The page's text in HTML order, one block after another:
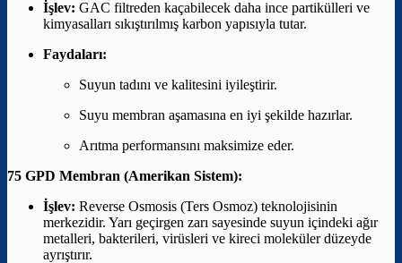
İşlev: GAC filtreden kaçabilecek daha ince partikülleri ve
kimyasalları sıkıştırılmış karbon yapısıyla tutar.
Faydaları:
Suyun tadını ve kalitesini iyileştirir.
Suyu membran aşamasına en iyi şekilde hazırlar.
Arıtma performansını maksimize eder.
75 GPD Membran (Amerikan Sistem):
İşlev: Reverse Osmosis (Ters Osmoz) teknolojisinin
merkezidir. Yarı geçirgen zarı sayesinde suyun içindeki ağır
metalleri, bakterileri, virüsleri ve kireci moleküler düzeyde
ayrıştırır.